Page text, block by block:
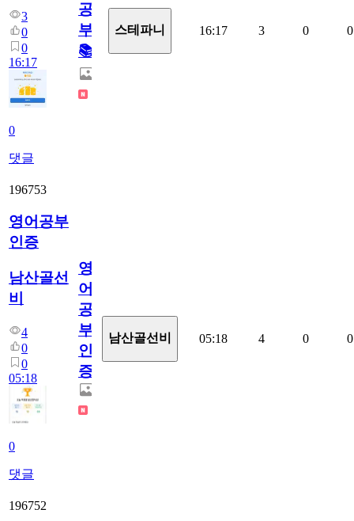
3
0
0
16:17
0
댓글
공
부!
📚
스테파니 16:17 3 0 0
196753
영어공부
인증
남산골선
비
4
0
0
05:18
0
댓글
영
어
공
부
인
증
남산골선비 05:18 4 0 0
196752